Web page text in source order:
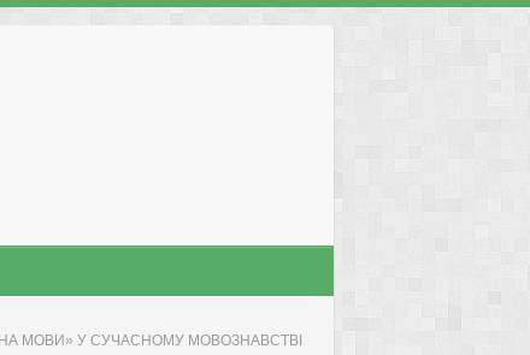
МОВИ» У СУЧАСНОМУ МОВОЗНАВСТВІ